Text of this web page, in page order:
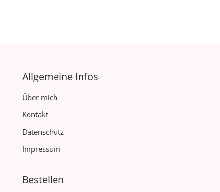
Allgemeine Infos
Über mich
Kontakt
Datenschutz
Impressum
Bestellen